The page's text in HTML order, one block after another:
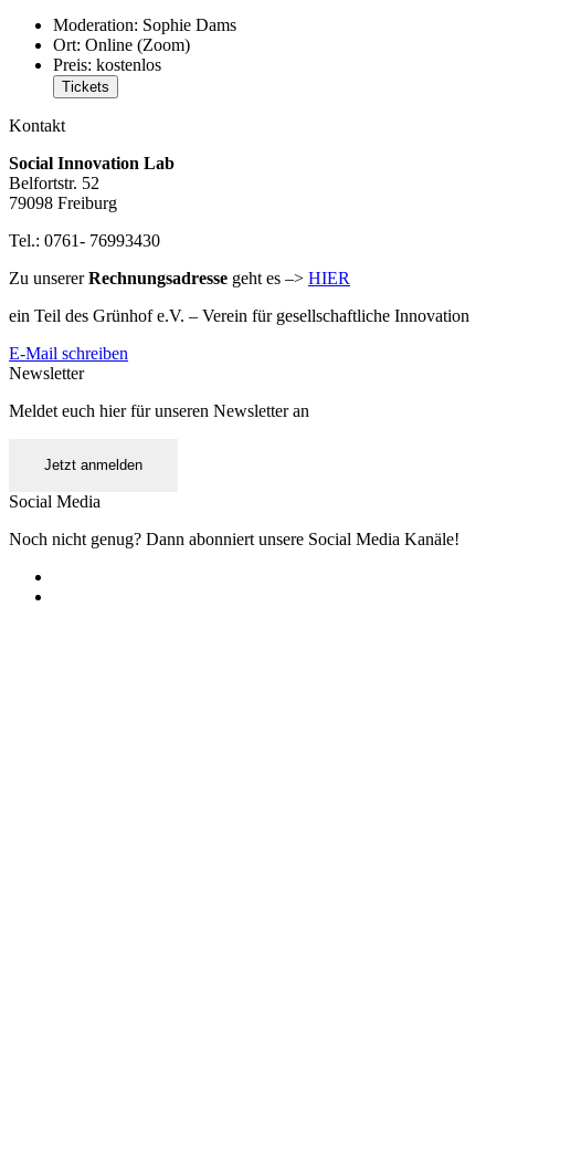
Moderation: Sophie Dams
Ort: Online (Zoom)
Preis: kostenlos
Tickets
Kontakt
Social Innovation Lab
Belfortstr. 52
79098 Freiburg
Tel.: 0761- 76993430
Zu unsererRechnungsadresse geht es –> HIER
ein Teil des Grünhof e.V. – Verein für gesellschaftliche Innovation
E-Mail schreiben
Newsletter
Meldet euch hier für unseren Newsletter an
Jetzt anmelden
Social Media
Noch nicht genug? Dann abonniert unsere Social Media Kanäle!